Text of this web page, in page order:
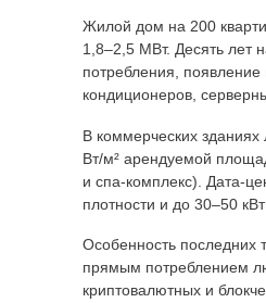
Жилой дом на 200
1,8–2,5 МВт. Десять лет
потребления,
кондиционеров,
В коммерческих зданиях
Вт/м² арендуемой
и спа-комплекс). Дата-
плотности и до 30–50
Особенность последних
прямым потреблением
криптовалютных и